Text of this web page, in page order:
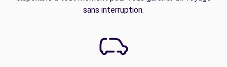
sans interruption.